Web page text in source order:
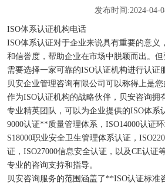
发布时间:2024-04-
ISO体系认证机构电话
ISO体系认证对于企业来说具有重要的意义
和信誉度，帮助企业在市场中脱颖而出。
需要选择一家可靠的ISO认证机构进行认证
贝安企业管理咨询有限公司可以称得上是您
作为ISO认证机构的战略伙伴，贝安咨询拥
专业精英团队，可以为企业提供的ISO体系
9000认证**质量管理体系，ISO14000认证
S18000职业安全卫生管理体系认证，
证，ISO27000信息安全认证，以及CE认证
专业的咨询支持和指导。
贝安咨询服务的范围涵盖了**ISO认证标准